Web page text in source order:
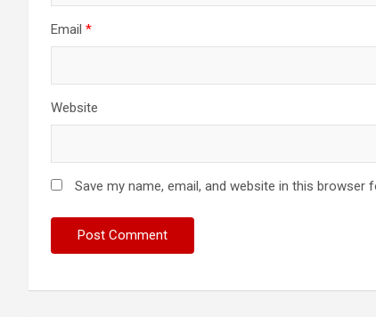
Email *
Website
Save my name, email, and website in this browser